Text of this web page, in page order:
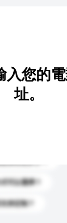
價格是多少？
可以選擇？
持定制？
入您的
址。